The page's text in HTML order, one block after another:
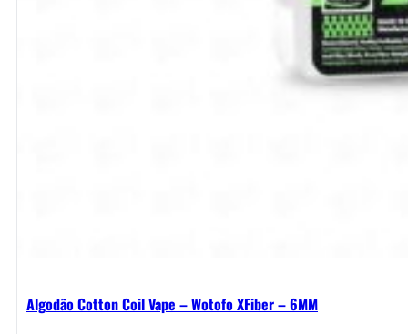
Algodão Cotton Coil Vape – Wotofo XFiber – 6MM